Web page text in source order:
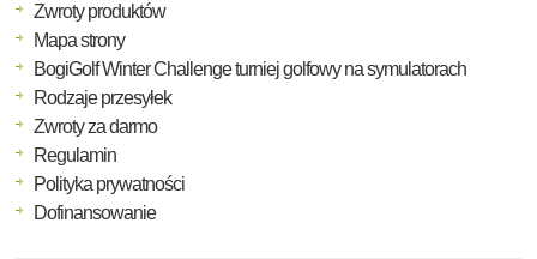
Zwroty produktów
Mapa strony
BogiGolf Winter Challenge turniej golfowy na symulatorach
Rodzaje przesyłek
Zwroty za darmo
Regulamin
Polityka prywatności
Dofinansowanie